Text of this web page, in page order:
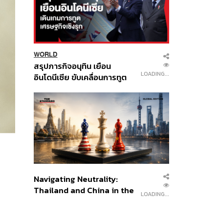
WORLD
สรุปภารกิจอนุทิน เยือน
อินโดนีเซีย ขับเคลื่อนการทูต
ส่วนยุทธศาสตร์ไทย –
อินโดนีเซีย
LOADING...
Navigating Neutrality:
Thailand and China in the
LOADING...